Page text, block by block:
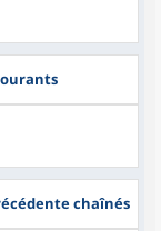
chaînés